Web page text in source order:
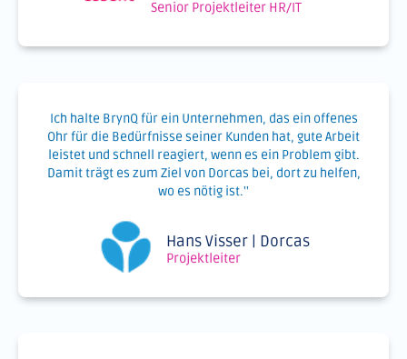
Senior Projektleiter HR/IT
Ich halte BrynQ für ein Unternehmen, das ein offenes
Ohr für die Bedürfnisse seiner Kunden hat, gute Arbeit
leistet und schnell reagiert, wenn es ein Problem gibt.
Damit trägt es zum Ziel von Dorcas bei, dort zu helfen,
wo es nötig ist.''
Hans Visser | Dorcas
Projektleiter